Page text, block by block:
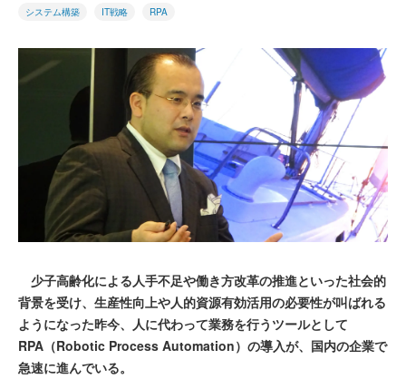
システム構築 IT戦略 RPA
少子高齢化による人手不足や働き方改革の推進といった社会的
背景を受け、生産性向上や人的資源有効活用の必要性が叫ばれる
ようになった昨今、人に代わって業務を行うツールとして
RPA（Robotic Process Automation）の導入が、国内の企業で
急速に進んでいる。